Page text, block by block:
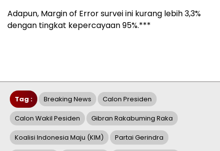
Adapun, Margin of Error survei ini kurang lebih 3,3%
dengan tingkat kepercayaan 95%.***
Tag : Breaking News Calon Presiden
Calon Wakil Pesiden Gibran Rakabuming Raka
Koalisi Indonesia Maju (KIM) Partai Gerindra